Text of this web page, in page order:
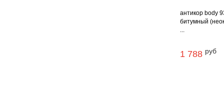
антикор body
битумный
...
1 788 руб